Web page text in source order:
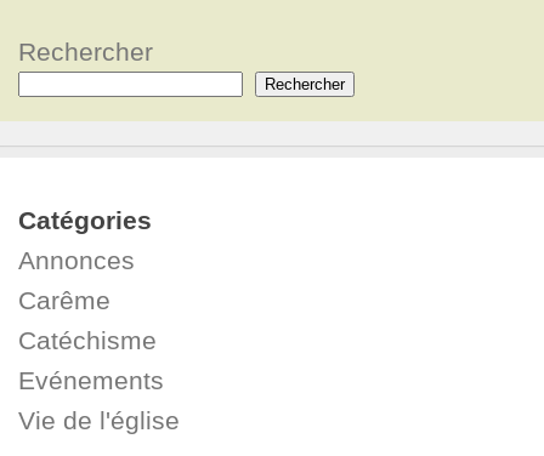
Rechercher
Rechercher
Catégories
Annonces
Carême
Catéchisme
Evénements
Vie de l'église